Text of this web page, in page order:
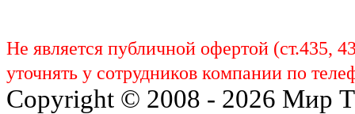
Не является публичной офертой (ст.435,
уточнять у сотрудников компании по
Copyright © 2008 - 2026 Мир